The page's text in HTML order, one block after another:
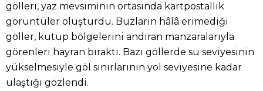
gölleri, yaz mevsiminin ortasında kartpostallık
görüntüler oluşturdu. Buzların hâlâ erimediği
göller, kutup bölgelerini andıran manzaralarıyla
görenleri hayran bıraktı. Bazı göllerde su seviyesinin
yükselmesiyle göl sınırlarının yol seviyesine kadar
ulaştığı gözlendi.